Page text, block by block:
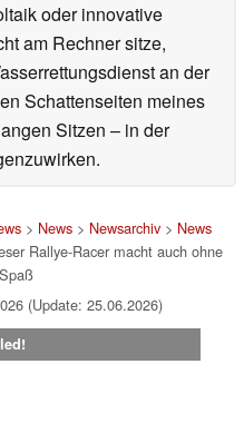
oder innovative
am Rechner sitze,
an der
Schattenseiten meines
Sitzen – in der
> News> Newsarchiv> News
Rallye-Racer macht auch ohne
(Update: 25.06.2026)